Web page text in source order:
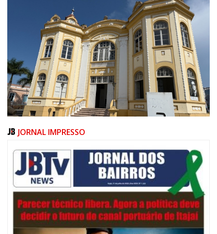
05/08/2026 | 07:00
Salão Nobre Rui Barbosa do Palácio Marcos Konder abrigará gabinete
protocolar do Município
ITAJAÍ
JORNAL IMPRESSO